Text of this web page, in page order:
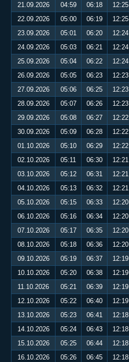
21.09.2026
04:59 06:18 12:25
22.09.2026
05:00 06:19 12:25
23.09.2026
05:01 06:20 12:24
24.09.2026
05:03 06:21 12:24
25.09.2026
05:04 06:22 12:24
26.09.2026
05:05 06:23 12:23
27.09.2026
05:06 06:25 12:23
28.09.2026
05:07 06:26 12:23
29.09.2026
05:08 06:27 12:22
30.09.2026
05:09 06:28 12:22
01.10.2026
05:10 06:29 12:22
02.10.2026
05:11 06:30 12:21
03.10.2026
05:12 06:31 12:21
04.10.2026
05:13 06:32 12:21
05.10.2026
05:15 06:33 12:20
06.10.2026
05:16 06:34 12:20
07.10.2026
05:17 06:35 12:20
08.10.2026
05:18 06:36 12:20
09.10.2026
05:19 06:37 12:19
10.10.2026
05:20 06:38 12:19
11.10.2026
05:21 06:39 12:19
12.10.2026
05:22 06:40 12:19
13.10.2026
05:23 06:41 12:18
14.10.2026
05:24 06:43 12:18
15.10.2026
05:25 06:44 12:18
16.10.2026
05:26 06:45 12:18